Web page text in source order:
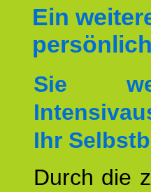
Ein
Sie
Ihr
Durch die